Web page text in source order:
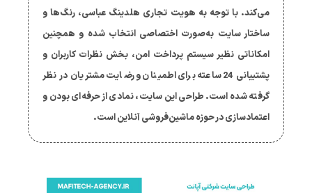
می‌کند. با توجه به هویت تجاری هلدینگ عباسی، رنگ‌ها و
ساختار سایت به‌صورت اختصاصی انتخاب شده و همچنین
امکاناتی نظیر سیستم پرداخت امن، بخش نظرات کاربران و
پشتیبانی 24 ساعته برای اطمینان و رضایت مشتریان در نظر
گرفته شده است. طراحی این سایت، نمادی از حرفه‌ای بودن و
اعتمادسازی در حوزه ماشین‌فروشی آنلاین است.